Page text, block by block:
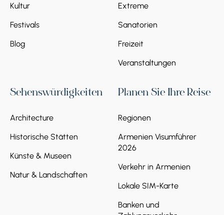
Kultur
Festivals
Blog
Extreme
Sanatorien
Freizeit
Veranstaltungen
Sehenswürdigkeiten
Architecture
Historische Stätten
Künste & Museen
Natur & Landschaften
Planen Sie Ihre Reise
Regionen
Armenien Visumführer
2026
Verkehr in Armenien
Lokale SIM-Karte
Banken und